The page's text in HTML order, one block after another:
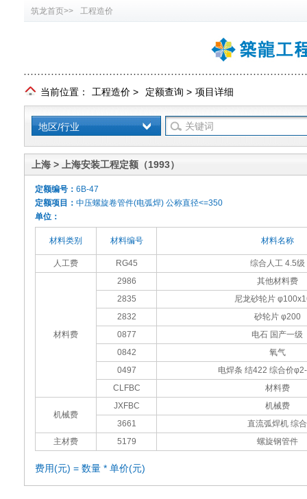
筑龙首页>> 工程造价
当前位置： 工程造价 > 定额查询 > 项目详细
地区/行业
上海 > 上海安装工程定额（1993）
定额编号： 6B-47
定额项目： 中压螺旋卷管件(电弧焊) 公称直径<=350
单位：
材料类别 材料编号 材料名称
人工费 RG45 综合人工 4.5级
材料费
2986
其他材料费
2835
尼龙砂轮片
2832
砂轮片 φ200
0877
电石 国产一级
0842
氧气
0497
电焊条 结422 综合价
CLFBC
材料费
机械费
JXFBC
机械费
3661
直流弧焊机 综合
主材费
5179 螺旋钢管件
费用(元) = 数量 * 单价(元)